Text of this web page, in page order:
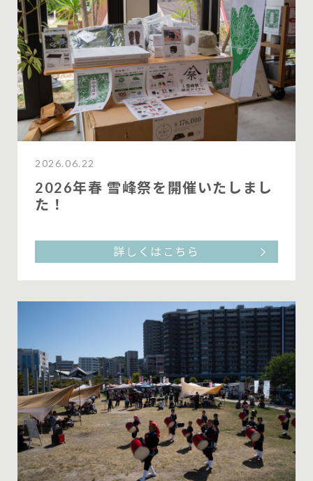
2026.06.22
2026年春 雪峰祭を開催いたしまし
た！
詳しくはこちら